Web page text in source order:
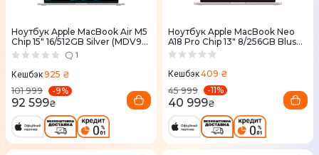
Ноутбук Apple MacBook Air M5
Chip 15" 16/512GB Silver (MDV94)
2026
1
Кешбэк925 ₴
101 999
-9%
92 599₴
Ноутбук Apple MacBook Neo
A18 Pro Chip 13" 8/256GB Blush
(MHFH4) 2026
Кешбэк409 ₴
45 999
-11%
40 999₴